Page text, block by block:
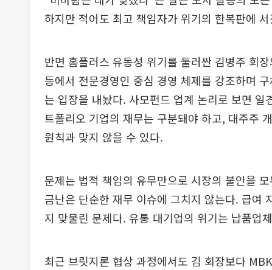
하지만 적어도 최고 책임자가 위기의 한복판에
반면 홈플러스 유동성 위기를 둘러싼 김병주 회
등에서 전문경영인 중심 경영 체제를 강조하며
는 입장을 내놨다. 사모펀드 업계 논리로 보면
트폴리오 기업의 재무는 구분돼야 하고, 대주주
원칙과 맞지 않을 수 있다.
문제는 법적 책임의 유무만으로 시장의 불안을
금난은 단순한 재무 이슈에 그치지 않는다. 급여
지 맞물린 문제다. 유통 대기업의 위기는 납품업
최근 브릿지론 협상 과정에서도 김 회장보다